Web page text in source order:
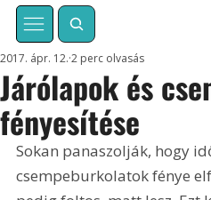
Járólapok és
fényesítése
2017. ápr. 12. 2 perc olvasás
Sokan panaszolják, hogy
csempeburkolatok fénye